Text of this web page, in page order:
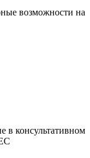
возможности на
в консультативном